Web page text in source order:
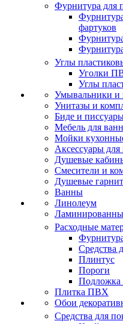
Фурнитура для
фартуков
Углы
Уголки
Углы
Умывальники и
Унитазы и
Биде и
Мебель для
Мойки
Аксессуары
Душевые
Смесители и
Душевые
Ванны
Линолеум
Расходные
Средства
Плинтус
Пороги
Подложка
Плитка ПВХ
Обои
Средства для